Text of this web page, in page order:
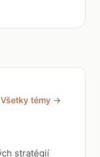
Všetky témy →
stratégií